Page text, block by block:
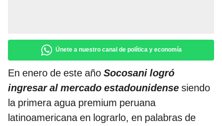
Únete a nuestro canal de política y economía
En enero de este año Socosani logró
ingresar al mercado estadounidense siendo
la primera agua premium peruana
latinoamericana en lograrlo, en palabras de